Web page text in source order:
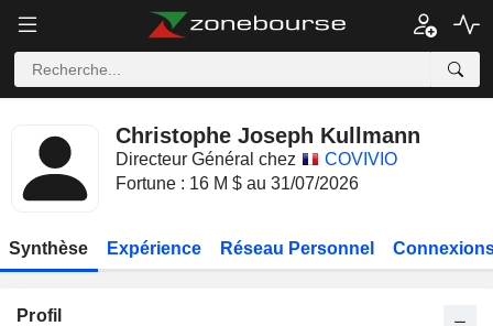
Christophe Joseph Kullmann
Directeur Général chez
COVIVIO
Fortune : 16 M $ au 31/07/2026
Synthèse Expérience Réseau Personnel
Profil